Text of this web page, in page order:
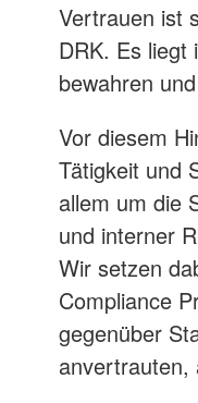
Vertrauen ist
DRK. Es liegt
bewahren
Vor diesem
Tätigkeit und
allem um die
und interner
Wir setzen
Compliance
gegenüber
anvertrauten,